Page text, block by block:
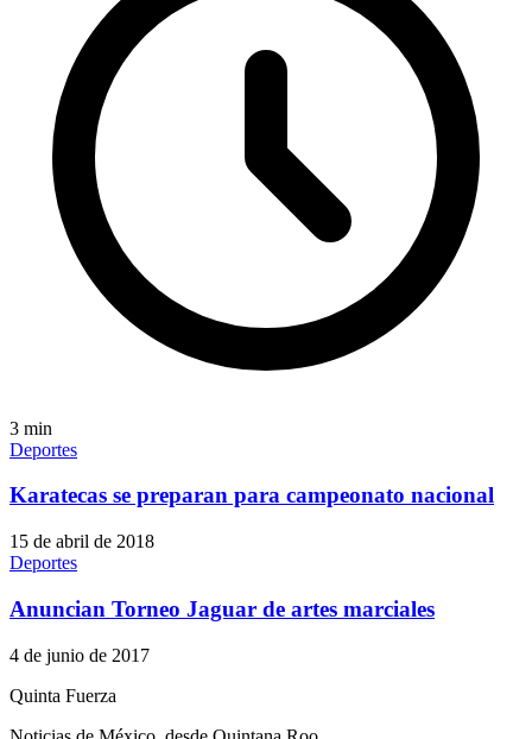
3 min
Deportes
Karatecas se preparan para campeonato nacional
15 de abril de 2018
Deportes
Anuncian Torneo Jaguar de artes marciales
4 de junio de 2017
Quinta Fuerza